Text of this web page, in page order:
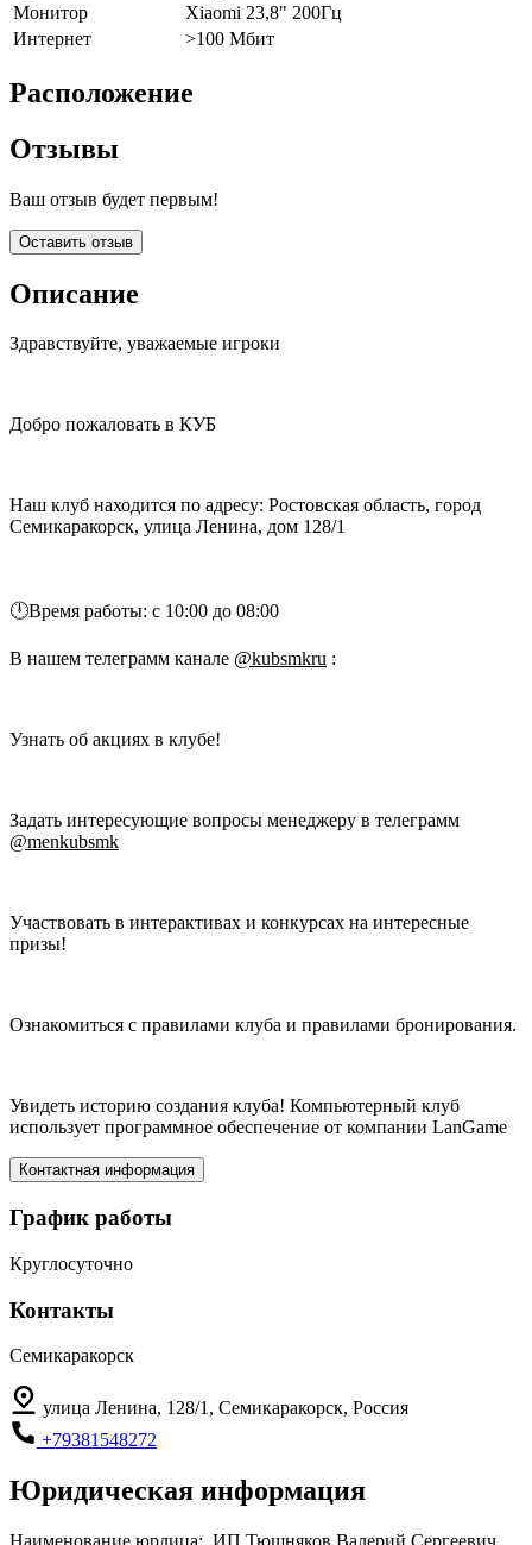
Монитор
Xiaomi 23,8" 200Гц
Интернет
>100 Мбит
Расположение
Отзывы
Ваш отзыв будет первым!
Оставить отзыв
Описание
Здравствуйте, уважаемые игроки
Добро пожаловать в КУБ
Наш клуб находится по адресу: Ростовская область, город
Семикаракорск, улица Ленина, дом 128/1
🕛Время работы: с 10:00 до 08:00
В нашем телеграмм канале @kubsmkru :
Узнать об акциях в клубе!
Задать интересующие вопросы менеджеру в телеграмм
@menkubsmk
Участвовать в интерактивах и конкурсах на интересные
призы!
Ознакомиться с правилами клуба и правилами бронирования.
Увидеть историю создания клуба! Компьютерный клуб
использует программное обеспечение от компании LanGame
Контактная информация
График работы
Круглосуточно
Контакты
Семикаракорск
улица Ленина, 128/1, Семикаракорск, Россия
+79381548272
Юридическая информация